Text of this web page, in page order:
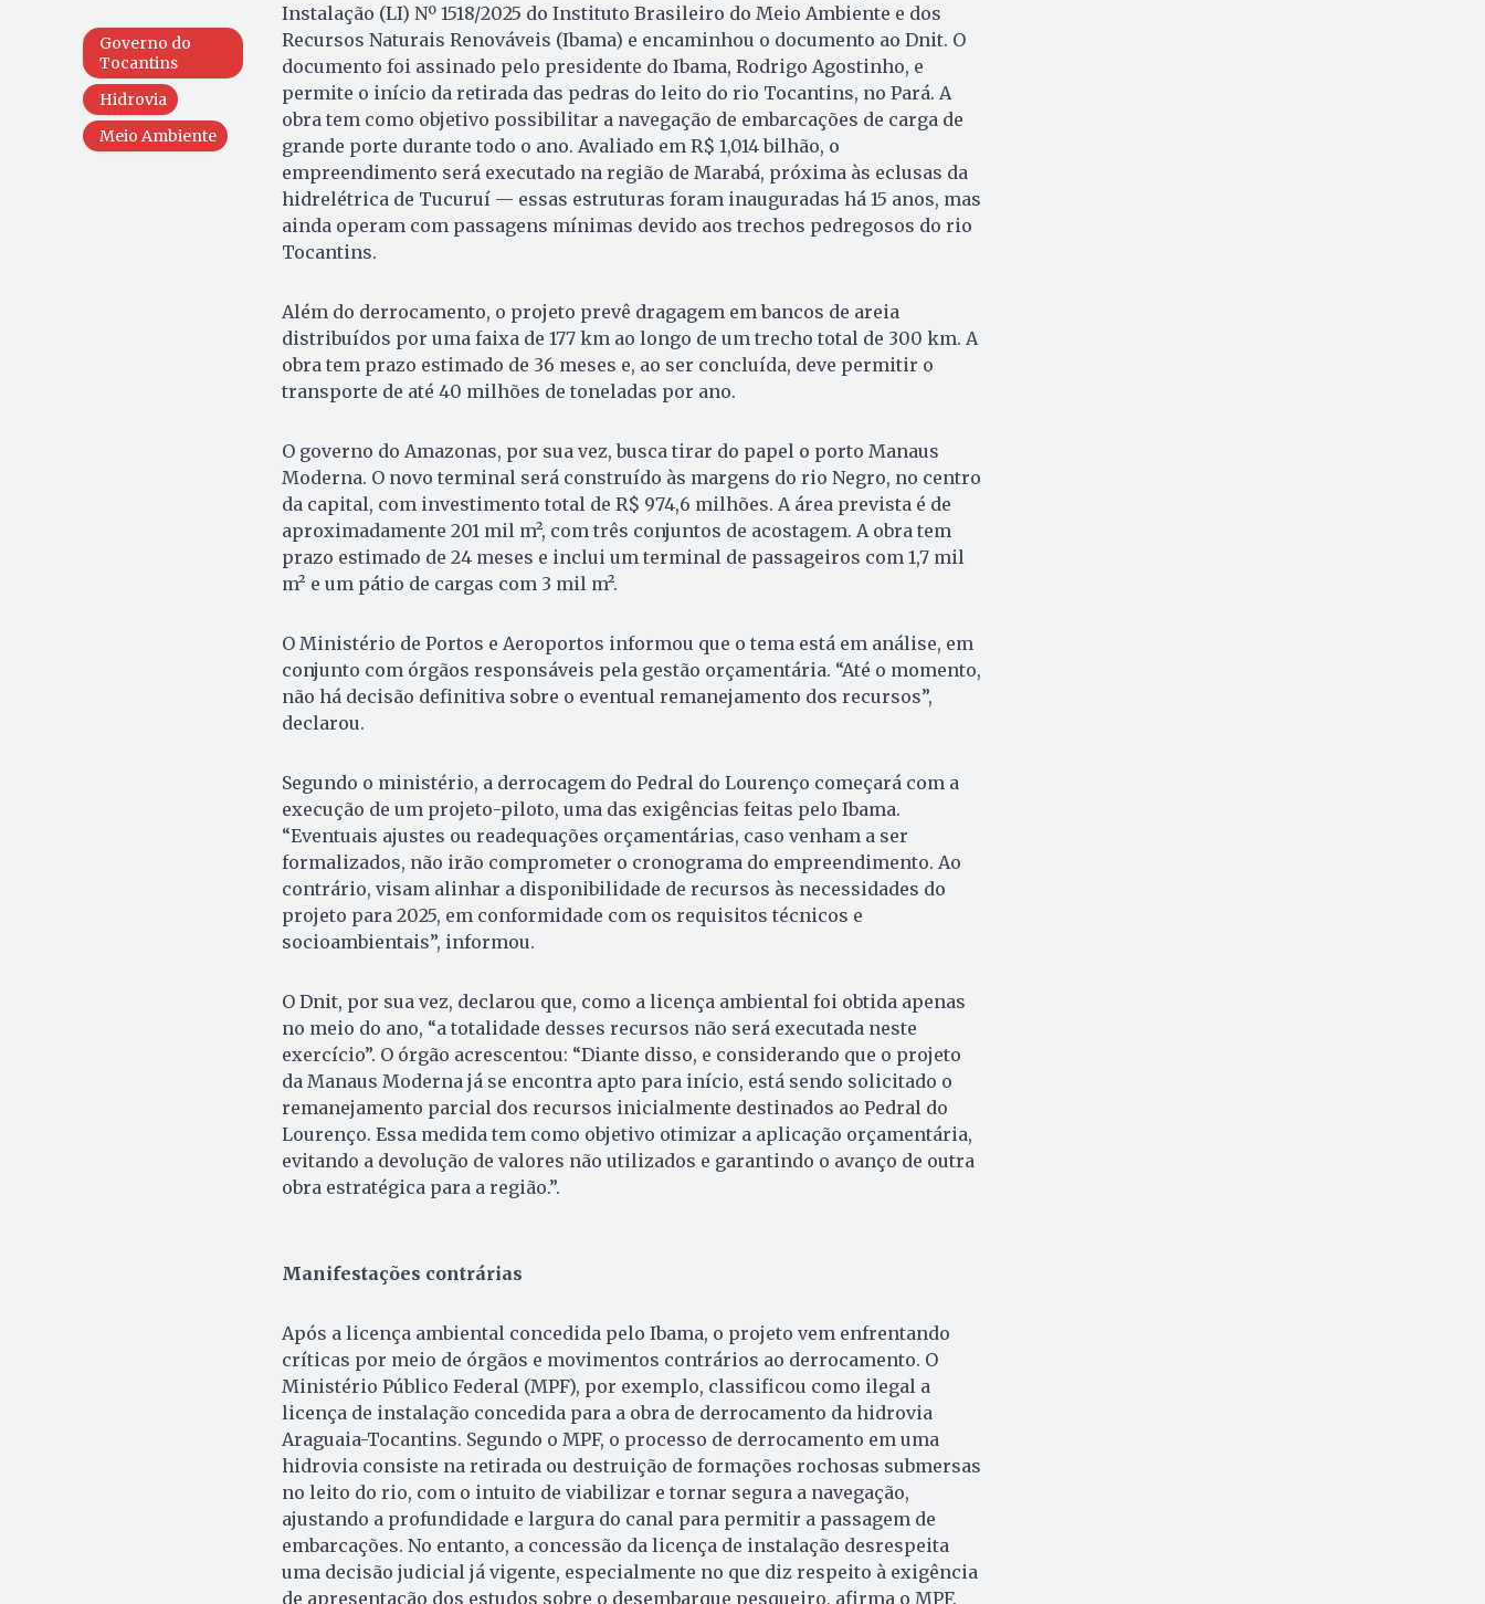
Governo do
Tocantins
Hidrovia
Meio Ambiente
Instalação (LI) Nº 1518/2025 do Instituto Brasileiro do Meio Ambiente e dos
Recursos Naturais Renováveis (Ibama) e encaminhou o documento ao Dnit. O
documento foi assinado pelo presidente do Ibama, Rodrigo Agostinho, e
permite o início da retirada das pedras do leito do rio Tocantins, no Pará. A
obra tem como objetivo possibilitar a navegação de embarcações de carga de
grande porte durante todo o ano. Avaliado em R$ 1,014 bilhão, o
empreendimento será executado na região de Marabá, próxima às eclusas da
hidrelétrica de Tucuruí — essas estruturas foram inauguradas há 15 anos, mas
ainda operam com passagens mínimas devido aos trechos pedregosos do rio
Tocantins.
Além do derrocamento, o projeto prevê dragagem em bancos de areia
distribuídos por uma faixa de 177 km ao longo de um trecho total de 300 km. A
obra tem prazo estimado de 36 meses e, ao ser concluída, deve permitir o
transporte de até 40 milhões de toneladas por ano.
O governo do Amazonas, por sua vez, busca tirar do papel o porto Manaus
Moderna. O novo terminal será construído às margens do rio Negro, no centro
da capital, com investimento total de R$ 974,6 milhões. A área prevista é de
aproximadamente 201 mil m², com três conjuntos de acostagem. A obra tem
prazo estimado de 24 meses e inclui um terminal de passageiros com 1,7 mil
m² e um pátio de cargas com 3 mil m².
O Ministério de Portos e Aeroportos informou que o tema está em análise, em
conjunto com órgãos responsáveis pela gestão orçamentária. “Até o momento,
não há decisão definitiva sobre o eventual remanejamento dos recursos”,
declarou.
Segundo o ministério, a derrocagem do Pedral do Lourenço começará com a
execução de um projeto-piloto, uma das exigências feitas pelo Ibama.
“Eventuais ajustes ou readequações orçamentárias, caso venham a ser
formalizados, não irão comprometer o cronograma do empreendimento. Ao
contrário, visam alinhar a disponibilidade de recursos às necessidades do
projeto para 2025, em conformidade com os requisitos técnicos e
socioambientais”, informou.
O Dnit, por sua vez, declarou que, como a licença ambiental foi obtida apenas
no meio do ano, “a totalidade desses recursos não será executada neste
exercício”. O órgão acrescentou: “Diante disso, e considerando que o projeto
da Manaus Moderna já se encontra apto para início, está sendo solicitado o
remanejamento parcial dos recursos inicialmente destinados ao Pedral do
Lourenço. Essa medida tem como objetivo otimizar a aplicação orçamentária,
evitando a devolução de valores não utilizados e garantindo o avanço de outra
obra estratégica para a região.”.
Manifestações contrárias
Após a licença ambiental concedida pelo Ibama, o projeto vem enfrentando
críticas por meio de órgãos e movimentos contrários ao derrocamento. O
Ministério Público Federal (MPF), por exemplo, classificou como ilegal a
licença de instalação concedida para a obra de derrocamento da hidrovia
Araguaia-Tocantins. Segundo o MPF, o processo de derrocamento em uma
hidrovia consiste na retirada ou destruição de formações rochosas submersas
no leito do rio, com o intuito de viabilizar e tornar segura a navegação,
ajustando a profundidade e largura do canal para permitir a passagem de
embarcações. No entanto, a concessão da licença de instalação desrespeita
uma decisão judicial já vigente, especialmente no que diz respeito à exigência
de apresentação dos estudos sobre o desembarque pesqueiro, afirma o MPF.